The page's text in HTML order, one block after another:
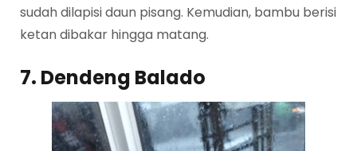
sudah dilapisi daun pisang. Kemudian, bambu berisi
ketan dibakar hingga matang.
7. Dendeng Balado